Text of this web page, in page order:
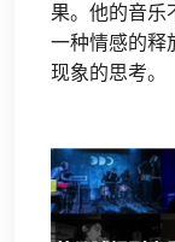
果。他的音乐
一种情感的释
现象的思考。